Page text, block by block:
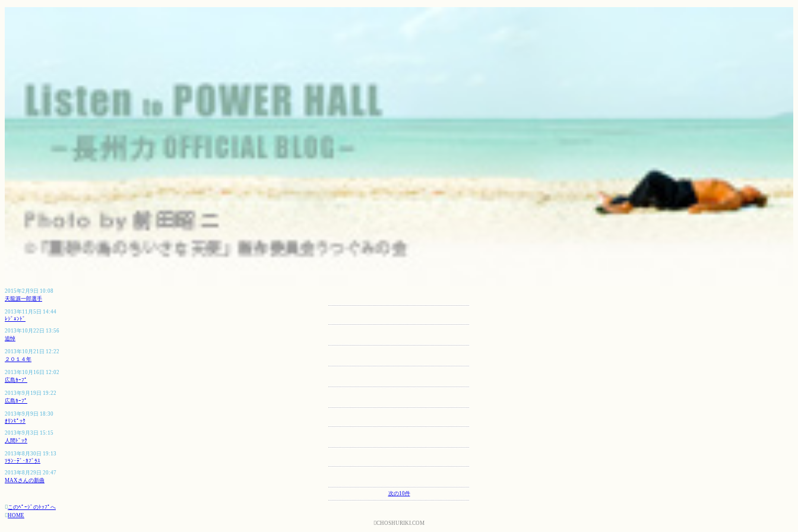
2015年2月9日 10:08
天龍源一郎選手
2013年11月5日 14:44
ﾚｼﾞｪﾝﾄﾞ
2013年10月22日 13:56
追悼
2013年10月21日 12:22
２０１４年
2013年10月16日 12:02
広島ｶｰﾌﾟ
2013年9月19日 19:22
広島ｶｰﾌﾟ
2013年9月9日 18:30
ｵﾘﾝﾋﾟｯｸ
2013年9月3日 15:15
人間ﾄﾞｯｸ
2013年8月30日 19:13
ｿﾗﾝ･ﾃﾞ･ｶﾌﾞﾗｽ
2013年8月29日 20:47
MAXさんの新曲
次の10件
 このﾍﾟｰｼﾞのﾄｯﾌﾟへ
HOME
CHOSHURIKI.COM